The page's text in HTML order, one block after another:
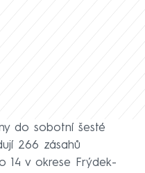
do sobotní šesté
266 zásahů
14 v okrese Frýdek-